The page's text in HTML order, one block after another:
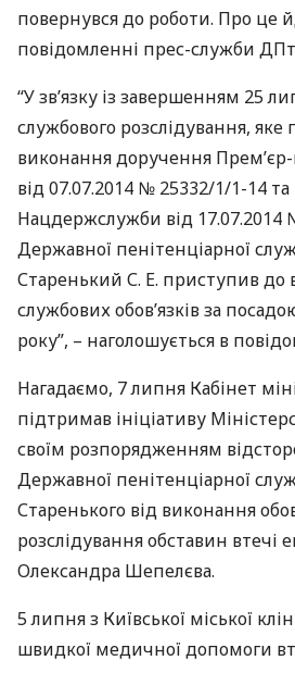
повернувся до роботи. Про це
повідомленні прес-служби
“У зв’язку із завершенням 25
службового розслідування, яке
виконання доручення Прем’єр-
від 07.07.2014 № 25332/1/1-14
Нацдержслужби від 17.07.2014
Державної пенітенціарної
Старенький С. Е. приступив до
службових обов’язків за
року”, – наголошується в
Нагадаємо, 7 липня Кабінет
підтримав ініціативу
своїм розпорядженням
Державної пенітенціарної
Старенького від виконання
розслідування обставин втечі
Олександра Шепелєва.
5 липня з Київської міської
швидкої медичної допомоги